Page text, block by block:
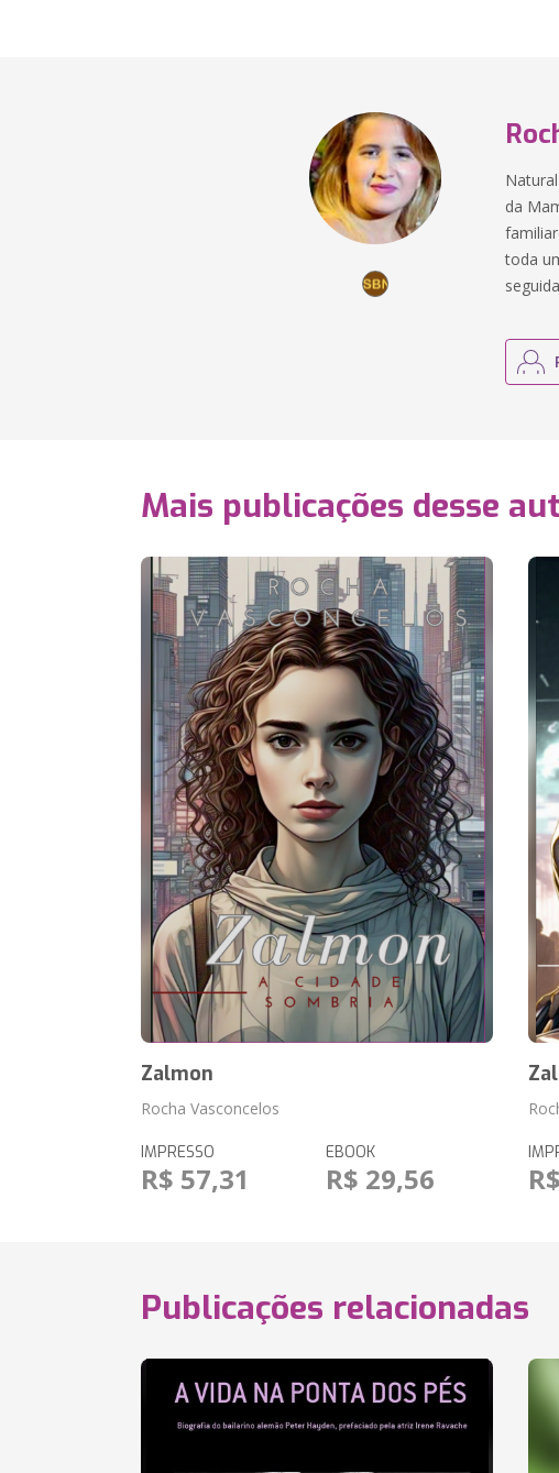
da
toda
Mais publicações desse
‎Zalmon
Rocha Vasconcelos
IMPRESSO
R$ 57,31
EBOOK
R$ 29,56
Publicações relacionadas